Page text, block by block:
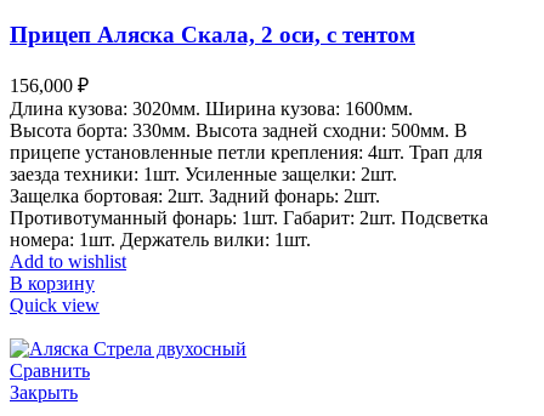
Прицеп Аляска Скала, 2 оси, с тентом
156,000 ₽
Длина кузова: 3020мм. Ширина кузова: 1600мм.
Высота борта: 330мм. Высота задней сходни: 500мм. В
прицепе установленные петли крепления: 4шт. Трап для
заезда техники: 1шт. Усиленные защелки: 2шт.
Защелка бортовая: 2шт. Задний фонарь: 2шт.
Противотуманный фонарь: 1шт. Габарит: 2шт. Подсветка
номера: 1шт. Держатель вилки: 1шт.
Add to wishlist
В корзину
Quick view
Сравнить
Закрыть